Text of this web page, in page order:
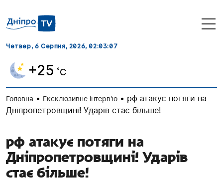
Четвер, 6 Серпня, 2026, 02:03:07
+25 ˚C
Головна • Ексклюзивне інтерв'ю • рф атакує потяги на
Дніпропетровщині! Ударів стає більше!
рф атакує потяги на
Дніпропетровщині! Ударів
стає більше!